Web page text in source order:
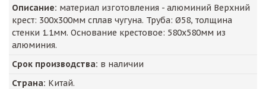
Описание: материал изготовления - алюминий Верхний
крест: 300х300мм сплав чугуна. Труба: Ø58, толщина
стенки 1.1мм. Основание крестовое: 580х580мм из
алюминия.
Срок производства: в наличии
Страна: Китай.